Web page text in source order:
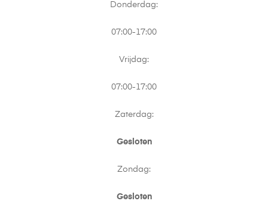
Donderdag:
07:00-17:00
Vrijdag:
07:00-17:00
Zaterdag:
Gesloten
Zondag:
Gesloten